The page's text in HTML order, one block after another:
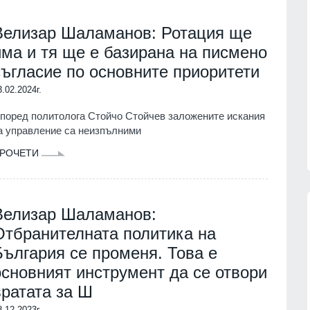
Шаламанов: Ротация ще
и тя ще е базирана на писмено
по основните приоритети
политолога Стойчо Стойчев заложените искания
управление са неизпълними
Шаламанов:
политика на
се променя. Това е
инструмент да се отвори
за Ш
на
"Френска целувка" на остров
"Света Анастасия" на 6 август
БУРГАС